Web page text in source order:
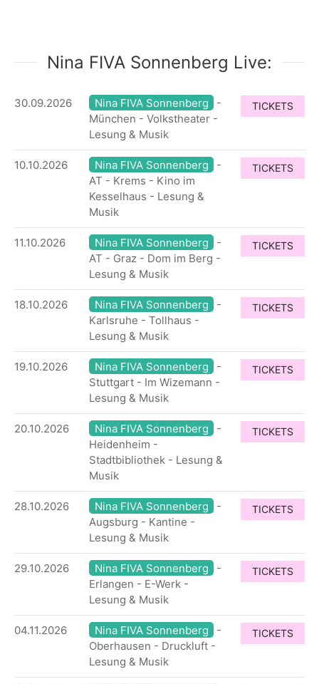
Nina FIVA Sonnenberg Live:
30.09.2026 Nina FIVA Sonnenberg
-
München - Volkstheater -
Lesung & Musik
TICKETS
10.10.2026 Nina FIVA Sonnenberg
-
AT - Krems - Kino im
Kesselhaus - Lesung &
Musik
TICKETS
11.10.2026 Nina FIVA Sonnenberg
-
AT - Graz - Dom im Berg -
Lesung & Musik
TICKETS
18.10.2026 Nina FIVA Sonnenberg
-
Karlsruhe - Tollhaus -
Lesung & Musik
TICKETS
19.10.2026 Nina FIVA Sonnenberg
-
Stuttgart - Im Wizemann -
Lesung & Musik
TICKETS
20.10.2026 Nina FIVA Sonnenberg
-
Heidenheim -
Stadtbibliothek - Lesung &
Musik
TICKETS
28.10.2026 Nina FIVA Sonnenberg
-
Augsburg - Kantine -
Lesung & Musik
TICKETS
29.10.2026 Nina FIVA Sonnenberg
-
Erlangen - E-Werk -
Lesung & Musik
TICKETS
04.11.2026 Nina FIVA Sonnenberg
-
Oberhausen - Druckluft -
Lesung & Musik
TICKETS